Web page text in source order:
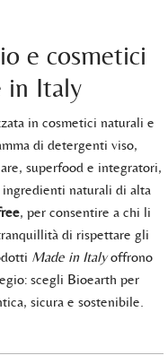
e cosmetici
in Italy
in cosmetici naturali e
di detergenti viso,
superfood e integratori,
naturali di alta
, per consentire a chi li
di rispettare gli
Made in Italyoffrono
scegli Bioearth per
sicura e sostenibile.